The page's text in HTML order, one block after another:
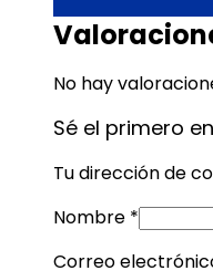
No hay
Sé el primero
Tu dirección de
Nombre *
Correo